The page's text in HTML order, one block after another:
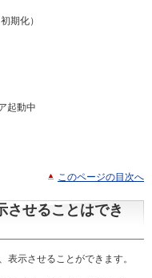
期化）
起動中
このページの目次へ
させることはでき
表示させることができます。